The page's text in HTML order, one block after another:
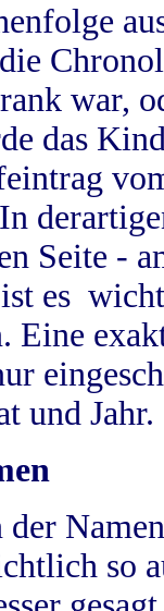
war,
das
Seite -
es
Eine
und Jahr.
der
so